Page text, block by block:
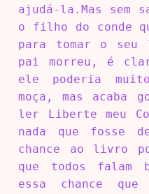
ajudá-la.Mas sem
o filho do conde
para tomar o seu
pai morreu, é
ele poderia
moça, mas acaba
ler Liberte meu
nada que fosse
chance ao livro
que todos falam
essa chance